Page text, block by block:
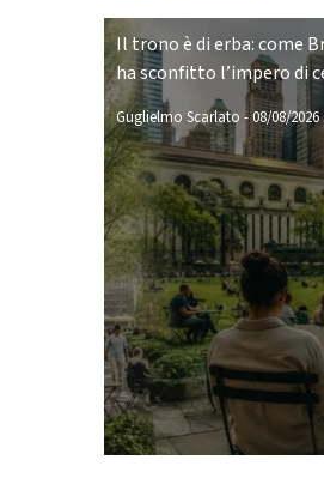
Il trono è di erba: come
ha sconfitto l’impero di
Guglielmo Scarlato -08/08/2026